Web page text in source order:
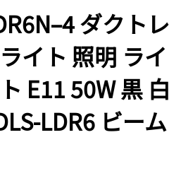
ダクトレ
イト 照明 ライ
E11 50W 黒
LDR6 ビーム